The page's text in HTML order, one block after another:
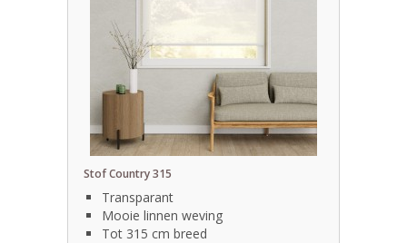
Stof Country 315
Transparant
Mooie linnen weving
Tot 315 cm breed